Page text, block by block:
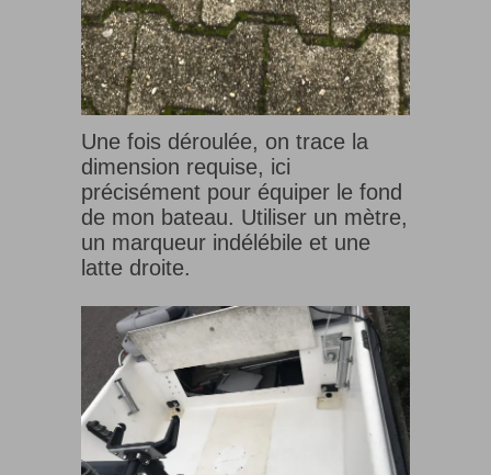
Une fois déroulée, on trace la
dimension requise, ici
précisément pour équiper le fond
de mon bateau. Utiliser un mètre,
un marqueur indélébile et une
latte droite.